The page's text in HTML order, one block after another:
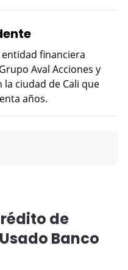
entidad financiera
Aval Acciones y
ciudad de Cali que
años.
de
Banco